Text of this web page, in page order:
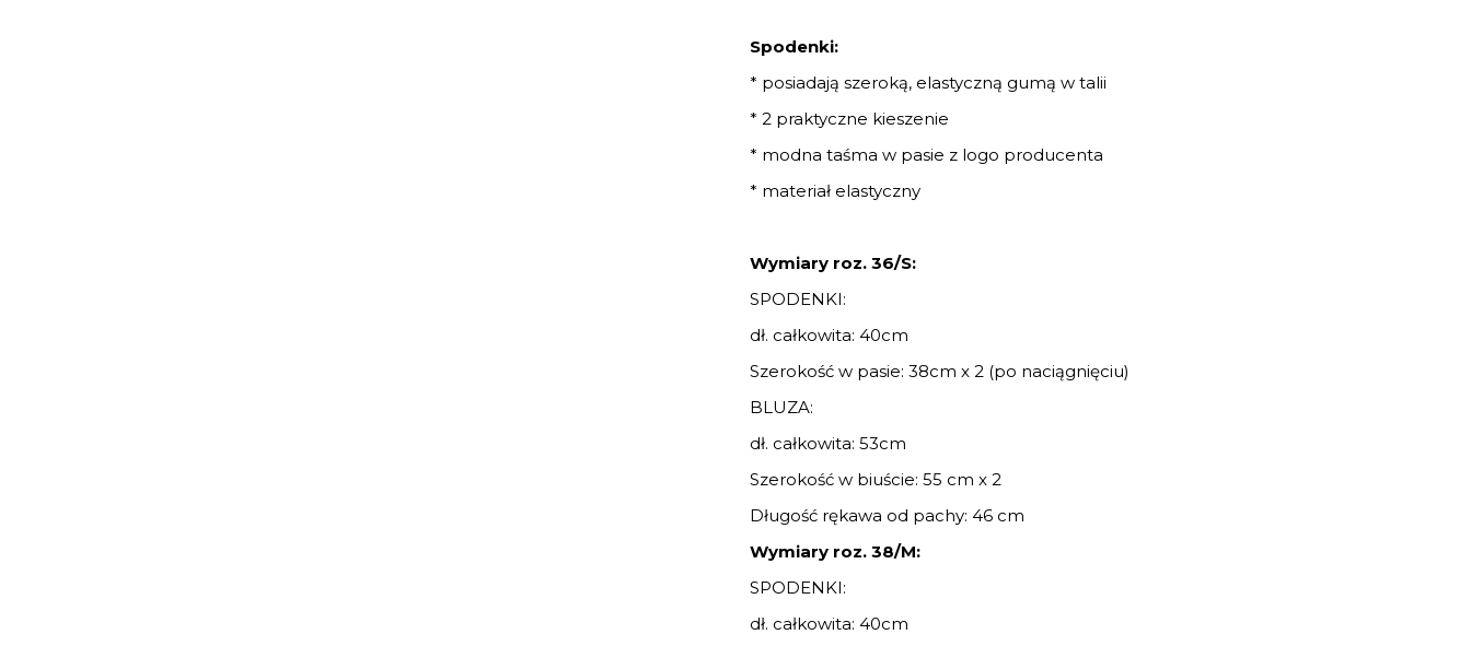
Spodenki:
* posiadają szeroką, elastyczną gumą w talii
* 2 praktyczne kieszenie
* modna taśma w pasie z logo producenta
* materiał elastyczny
Wymiary roz. 36/S:
SPODENKI:
dł. całkowita: 40cm
Szerokość w pasie: 38cm x 2 (po naciągnięciu)
BLUZA:
dł. całkowita: 53cm
Szerokość w biuście: 55 cm x 2
Długość rękawa od pachy: 46 cm
Wymiary roz. 38/M:
SPODENKI:
dł. całkowita: 40cm